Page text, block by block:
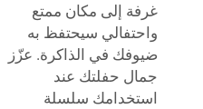
غرفة إلى مكان ممتع
واحتفالي سيحتفظ به
ضيوفك في الذاكرة. عزّز
جمال حفلتك عند
استخدامك سلسلة